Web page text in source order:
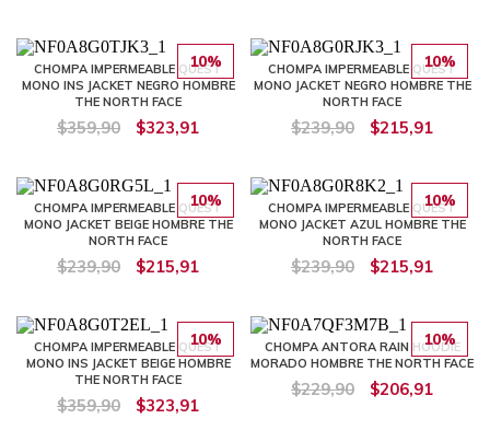
10%
CHOMPA IMPERMEABLE QUEST
MONO INS JACKET NEGRO HOMBRE
THE NORTH FACE
$359,90 $323,91
10%
CHOMPA IMPERMEABLE QUEST
MONO JACKET NEGRO HOMBRE THE
NORTH FACE
$239,90 $215,91
10%
CHOMPA IMPERMEABLE QUEST
MONO JACKET BEIGE HOMBRE THE
NORTH FACE
$239,90 $215,91
10%
CHOMPA IMPERMEABLE QUEST
MONO JACKET AZUL HOMBRE THE
NORTH FACE
$239,90 $215,91
10%
CHOMPA IMPERMEABLE QUEST
MONO INS JACKET BEIGE HOMBRE
THE NORTH FACE
$359,90 $323,91
10%
CHOMPA ANTORA RAIN HOODIE
MORADO HOMBRE THE NORTH FACE
$229,90 $206,91